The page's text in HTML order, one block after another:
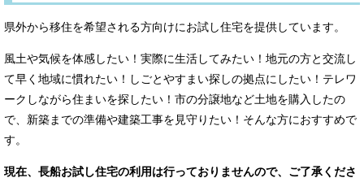
県外から移住を希望される方向けにお試し住宅を提供しています。
風土や気候を体感したい！実際に生活してみたい！地元の方と交流し
て早く地域に慣れたい！しごとやすまい探しの拠点にしたい！テレワ
ークしながら住まいを探したい！市の分譲地など土地を購入したの
で、新築までの準備や建築工事を見守りたい！そんな方におすすめで
す。
現在、長船お試し住宅の利用は行っておりませんので、ご了承くださ